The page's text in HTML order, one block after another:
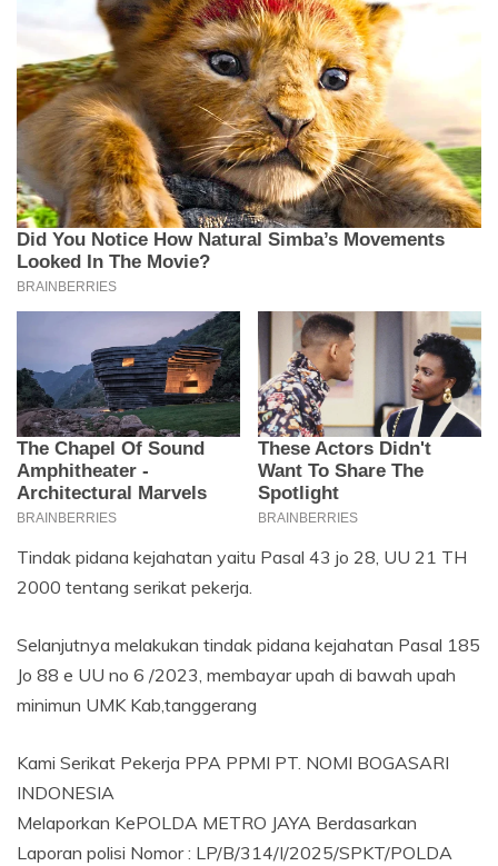
Tindak pidana kejahatan yaitu Pasal 43 jo 28, UU 21 TH
2000 tentang serikat pekerja.
Selanjutnya melakukan tindak pidana kejahatan Pasal 185
Jo 88 e UU no 6 /2023, membayar upah di bawah upah
minimun UMK Kab,tanggerang
Kami Serikat Pekerja PPA PPMI PT. NOMI BOGASARI
INDONESIA
Melaporkan KePOLDA METRO JAYA Berdasarkan
Laporan polisi Nomor : LP/B/314/I/2025/SPKT/POLDA